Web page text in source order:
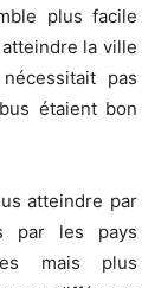
plus facile
la ville
pas
étaient bon
atteindre par
par les pays
mais plus